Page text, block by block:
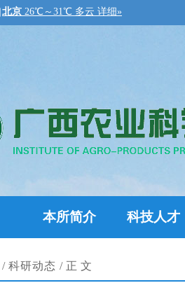
本所简介 科技人才
/ 科研动态 /正文